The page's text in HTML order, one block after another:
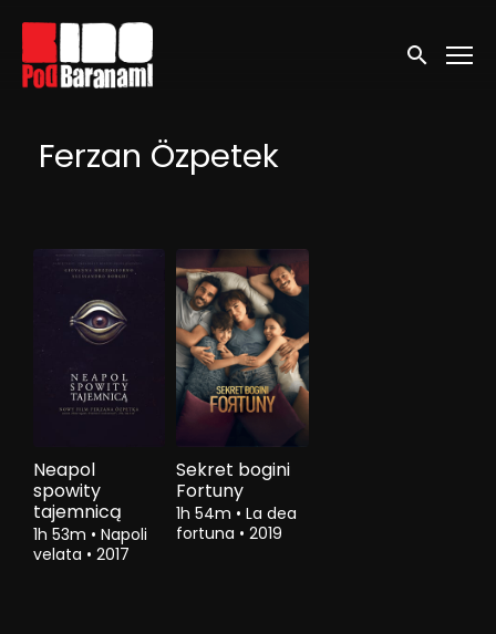
Linki ułatwień dostępu
Wyszukaj
Ferzan Özpetek
Neapol
spowity
tajemnicą
1h 53m • Napoli
velata • 2017
Sekret bogini
Fortuny
1h 54m • La dea
fortuna • 2019